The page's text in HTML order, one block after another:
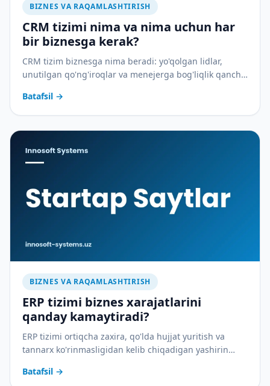
BIZNES VA RAQAMLASHTIRISH
CRM tizimi nima va nima uchun har
bir biznesga kerak?
CRM tizim biznesga nima beradi: yo'qolgan lidlar,
unutilgan qo'ng'iroqlar va menejerga bog'liqlik qancha
Batafsil →
BIZNES VA RAQAMLASHTIRISH
ERP tizimi biznes xarajatlarini
qanday kamaytiradi?
ERP tizimi ortiqcha zaxira, qo'lda hujjat yuritish va
tannarx ko'rinmasligidan kelib chiqadigan yashirin
Batafsil →